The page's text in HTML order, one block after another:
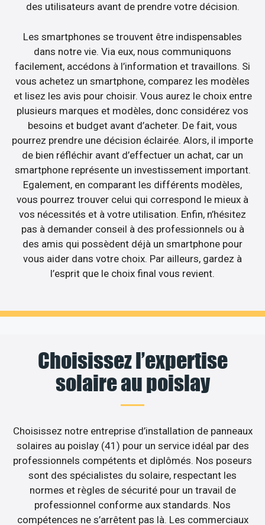
des utilisateurs avant de prendre votre décision.
Les smartphones se trouvent être indispensables
dans notre vie. Via eux, nous communiquons
facilement, accédons à l’information et travaillons. Si
vous achetez un smartphone, comparez les modèles
et lisez les avis pour choisir. Vous aurez le choix entre
plusieurs marques et modèles, donc considérez vos
besoins et budget avant d’acheter. De fait, vous
pourrez prendre une décision éclairée. Alors, il importe
de bien réfléchir avant d’effectuer un achat, car un
smartphone représente un investissement important.
Egalement, en comparant les différents modèles,
vous pourrez trouver celui qui correspond le mieux à
vos nécessités et à votre utilisation. Enfin, n’hésitez
pas à demander conseil à des professionnels ou à
des amis qui possèdent déjà un smartphone pour
vous aider dans votre choix. Par ailleurs, gardez à
l’esprit que le choix final vous revient.
Choisissez l’expertise
solaire au poislay
Choisissez notre entreprise d’installation de panneaux
solaires au poislay (41) pour un service idéal par des
professionnels compétents et diplômés. Nos poseurs
sont des spécialistes du solaire, respectant les
normes et règles de sécurité pour un travail de
professionnel conforme aux standards. Nos
compétences ne s’arrêtent pas là. Les commerciaux